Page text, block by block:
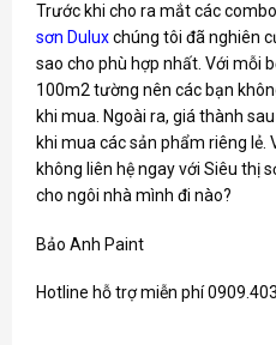
Trước khi cho ra mắt các
sơn Duluxchúng tôi đã nghiên
sao cho phù hợp nhất. Với mỗi
100m2 tường nên các bạn
khi mua. Ngoài ra, giá thành
khi mua các sản phẩm riêng lẻ.
không liên hệ ngay với Siêu thị
cho ngôi nhà mình đi nào?
Bảo Anh Paint
Hotline hỗ trợ miễn phí